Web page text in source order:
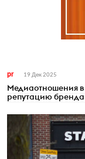
pr 19 Дек 2025
Медиаотношения
репутацию